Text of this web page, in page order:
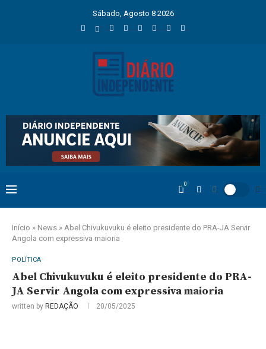
Sábado, Agosto 8 2026
0
Início » News » Abel Chivukuvuku é eleito presidente do PRA-JA Servir
Angola com expressiva maioria
POLÍTICA
Abel Chivukuvuku é eleito presidente do PRA-
JA Servir Angola com expressiva maioria
written by REDAÇÃO 20/05/2025